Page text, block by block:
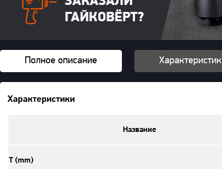
Полное описание
Характеристики
Название
T (mm)